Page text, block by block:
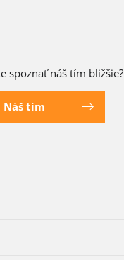
spoznať náš tím bližšie?
Náš tím